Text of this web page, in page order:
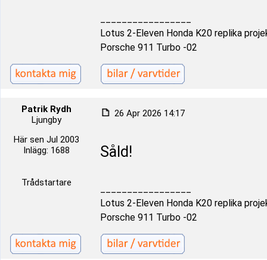
Lotus 2-Eleven Honda K20 replika
Porsche 911 Turbo -02
Patrik Rydh
Ljungby
Här sen Jul 2003
Inlägg: 1688
Trådstartare
26 Apr 2026 14:17
Såld!
Lotus 2-Eleven Honda K20 replika
Porsche 911 Turbo -02